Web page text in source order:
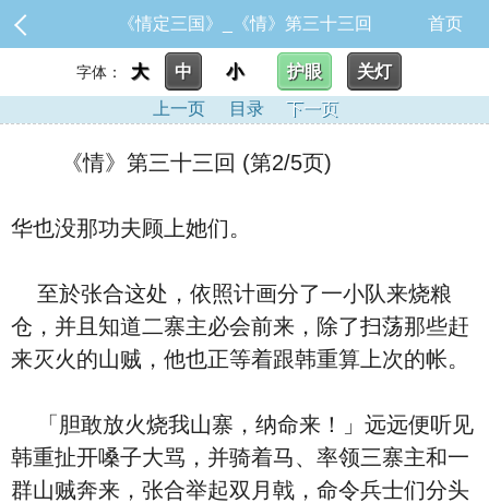
《情定三国》_《情》第三十三回 首页
字体： 大 中 小 护眼
关灯
上一页
目录 下一页
《情》第三十三回 (第2/5页)
华也没那功夫顾上她们。
至於张合这处，依照计画分了一小队来烧粮
仓，并且知道二寨主必会前来，除了扫荡那些赶
来灭火的山贼，他也正等着跟韩重算上次的帐。
「胆敢放火烧我山寨，纳命来！」远远便听见
韩重扯开嗓子大骂，并骑着马、率领三寨主和一
群山贼奔来，张合举起双月戟，命令兵士们分头